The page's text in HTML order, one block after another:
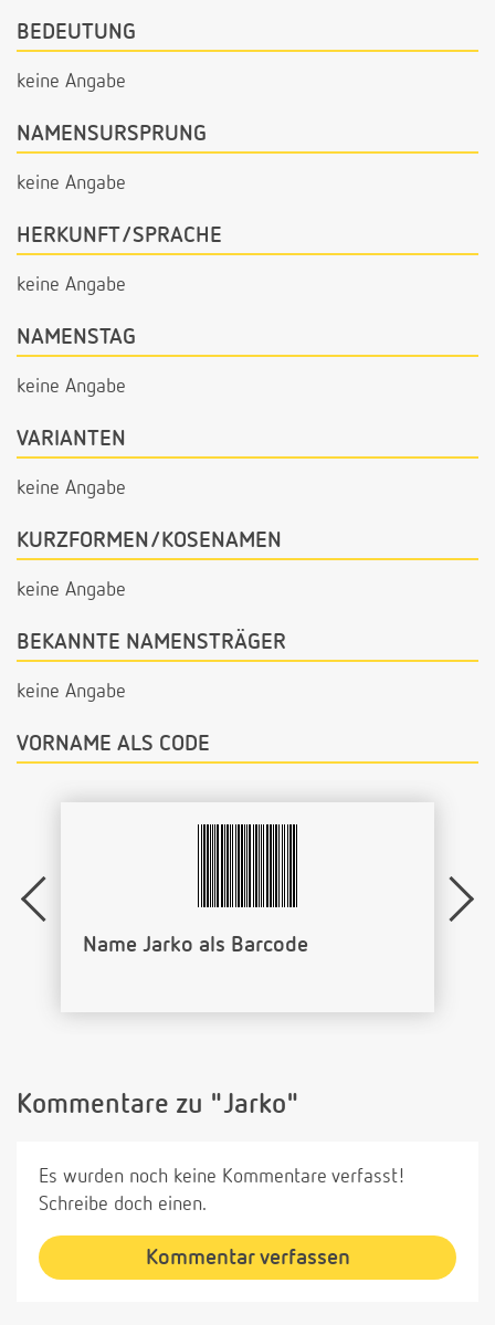
BEDEUTUNG
keine Angabe
NAMENSURSPRUNG
keine Angabe
HERKUNFT/SPRACHE
keine Angabe
NAMENSTAG
keine Angabe
VARIANTEN
keine Angabe
KURZFORMEN/KOSENAMEN
keine Angabe
BEKANNTE NAMENSTRÄGER
keine Angabe
VORNAME ALS CODE
Name Jarko als Barcode
Kommentare zu "Jarko"
Es wurden noch keine Kommentare verfasst!
Schreibe doch einen.
Kommentar verfassen